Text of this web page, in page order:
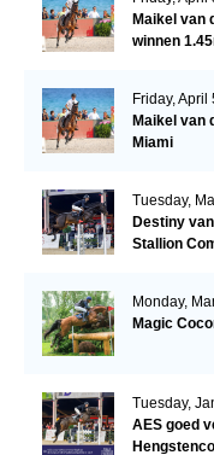
Maikel van
winnen
Friday, April
Maikel van
Miami
Tuesday,
Destiny
Stallion
Monday,
Magic
Tuesday,
AES goed